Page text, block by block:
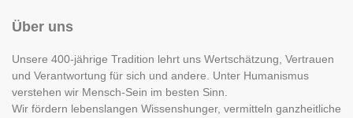
Über uns
Unsere 400-jährige Tradition lehrt uns Wertschätzung, Vertrauen
und Verantwortung für sich und andere. Unter Humanismus
verstehen wir Mensch-Sein im besten Sinn.
Wir fördern lebenslangen Wissenshunger, vermitteln ganzheitliche